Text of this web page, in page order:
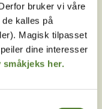
bruker vi våre
de kalles på
Magisk tilpasset
dine interesser
småkjeks her.
du våre